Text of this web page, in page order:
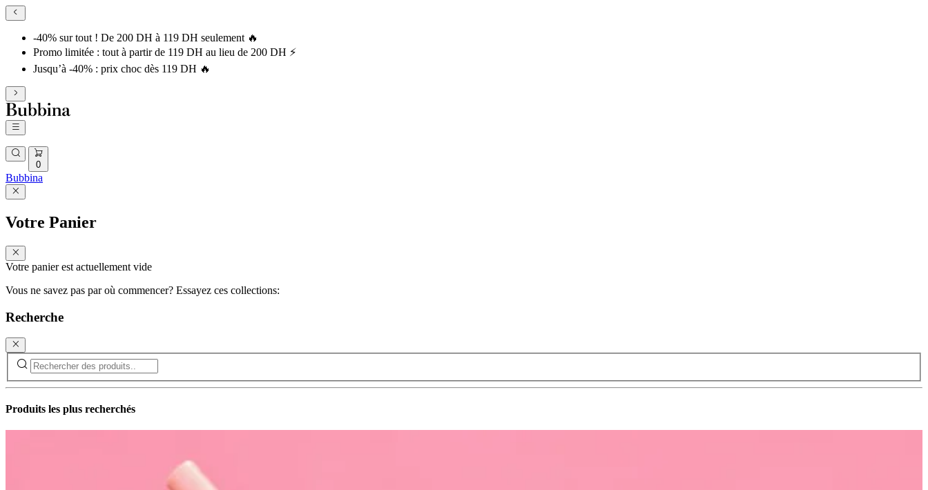
-40% sur tout ! De 200 DH à 119 DH seulement 🔥
Promo limitée : tout à partir de 119 DH au lieu de 200 DH ⚡
Jusqu’à -40% : prix choc dès 119 DH 🔥
0
Bubbina
Votre Panier
Votre panier est actuellement vide
Vous ne savez pas par où commencer? Essayez ces collections:
Recherche
Produits les plus recherchés